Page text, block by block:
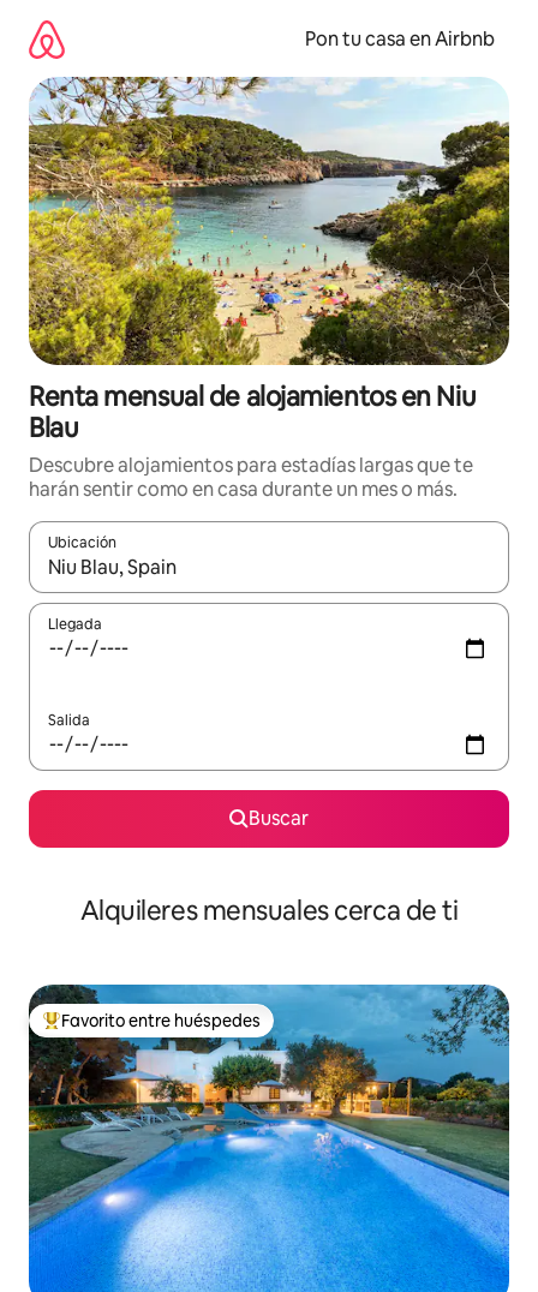
contenido
Pon tu casa en Airbnb
Renta mensual de alojamientos en Niu
Blau
Descubre alojamientos para estadías largas que te
harán sentir como en casa durante un mes o más.
Ubicación
Cuando los resultados estén disponibles, navega con las
Llegada
Salida
Buscar
Alquileres mensuales cerca de ti
Favorito entre huéspedes preferido
Favorito entre huéspedes